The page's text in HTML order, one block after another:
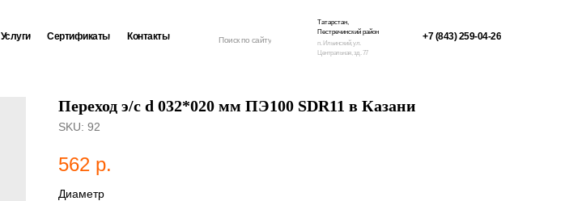
Поиск по сайту
Контакты
Сертификаты
Услуги +7 (843) 259-04-26
п. Ильинский, ул.
Центральная, зд. 77
Татарстан,
Пестречинский район
Переход э/с d 032*020 мм ПЭ100 SDR11 в Казани
SKU: 92
562 р.
Диаметр